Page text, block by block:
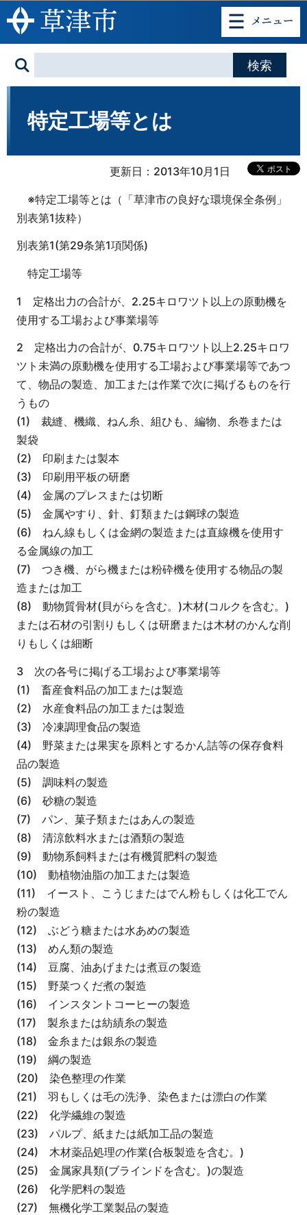
このページの本文へ移動
特定工場等とは
更新日：2013年10月1日
※特定工場等とは（「草津市の良好な環境保全条例」
別表第1抜粋）
別表第1(第29条第1項関係)
特定工場等
1 定格出力の合計が、2.25キロワツト以上の原動機を
使用する工場および事業場等
2 定格出力の合計が、0.75キロワツト以上2.25キロワ
ツト未満の原動機を使用する工場および事業場等であつ
て、物品の製造、加工または作業で次に掲げるものを行
うもの
(1) 裁縫、機織、ねん糸、組ひも、編物、糸巻または
製袋
(2) 印刷または製本
(3) 印刷用平板の研磨
(4) 金属のプレスまたは切断
(5) 金属やすり、針、釘類または鋼球の製造
(6) ねん線もしくは金網の製造または直線機を使用す
る金属線の加工
(7) つき機、がら機または粉砕機を使用する物品の製
造または加工
(8) 動物質骨材(貝がらを含む。)木材(コルクを含む。)
または石材の引割りもしくは研磨または木材のかんな削
りもしくは細断
3 次の各号に掲げる工場および事業場等
(1) 畜産食料品の加工または製造
(2) 水産食料品の加工または製造
(3) 冷凍調理食品の製造
(4) 野菜または果実を原料とするかん詰等の保存食料
品の製造
(5) 調味料の製造
(6) 砂糖の製造
(7) パン、菓子類またはあんの製造
(8) 清涼飲料水または酒類の製造
(9) 動物系飼料または有機質肥料の製造
(10) 動植物油脂の加工または製造
(11) イースト、こうじまたはでん粉もしくは化工でん
粉の製造
(12) ぶどう糖または水あめの製造
(13) めん類の製造
(14) 豆腐、油あげまたは煮豆の製造
(15) 野菜つくだ煮の製造
(16) インスタントコーヒーの製造
(17) 製糸または紡績糸の製造
(18) 金糸または銀糸の製造
(19) 綱の製造
(20) 染色整理の作業
(21) 羽もしくは毛の洗浄、染色または漂白の作業
(22) 化学繊維の製造
(23) パルプ、紙または紙加工品の製造
(24) 木材薬品処理の作業(合板製造を含む。)
(25) 金属家具類(ブラインドを含む。)の製造
(26) 化学肥料の製造
(27) 無機化学工業製品の製造